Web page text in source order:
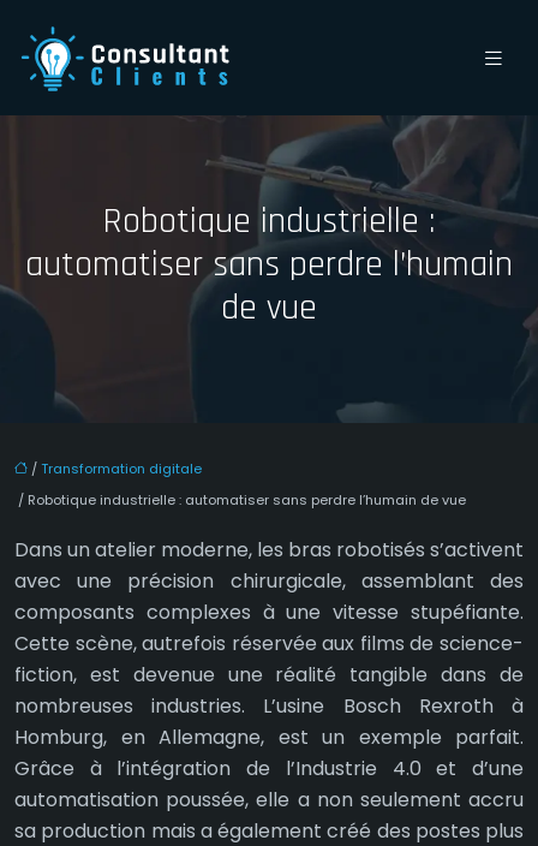
Robotique industrielle :
automatiser sans perdre l’humain
de vue
/Transformation digitale
/ Robotique industrielle : automatiser sans perdre l’humain de vue
Dans un atelier moderne, les bras robotisés s’activent
avec une précision chirurgicale, assemblant des
composants complexes à une vitesse stupéfiante.
Cette scène, autrefois réservée aux films de science-
fiction, est devenue une réalité tangible dans de
nombreuses industries. L’usine Bosch Rexroth à
Homburg, en Allemagne, est un exemple parfait.
Grâce à l’intégration de l’Industrie 4.0 et d’une
automatisation poussée, elle a non seulement accru
sa production mais a également créé des postes plus